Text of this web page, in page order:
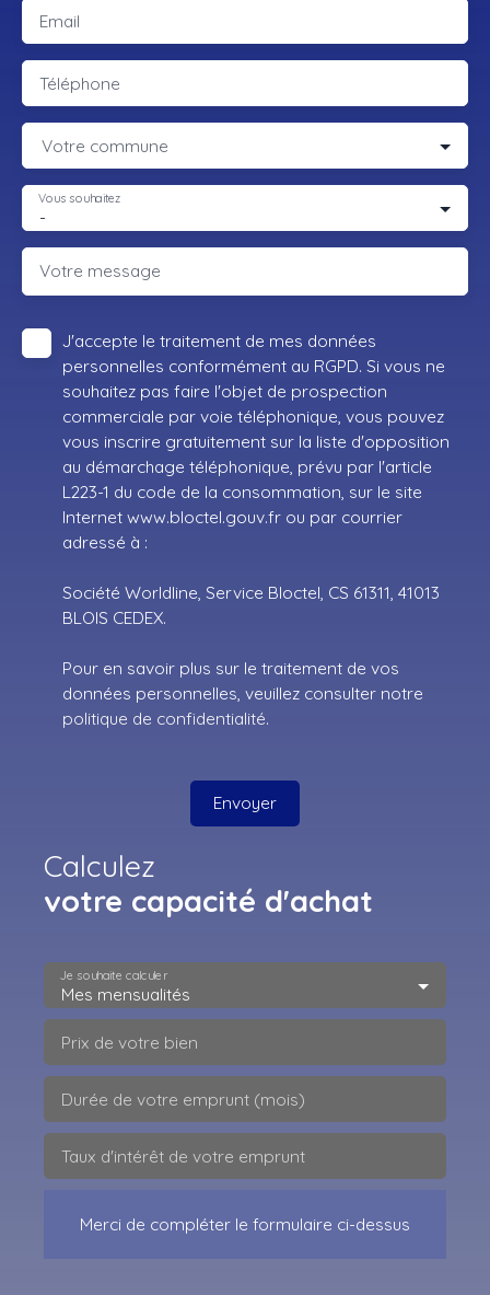
Email
Téléphone
Votre commune
-
Vous souhaitez
Votre message
J'accepte le traitement de mes données
personnelles conformément au RGPD. Si vous ne
souhaitez pas faire l'objet de prospection
commerciale par voie téléphonique, vous pouvez
vous inscrire gratuitement sur la liste d'opposition
au démarchage téléphonique, prévu par l'article
L223-1 du code de la consommation, sur le site
Internet www.bloctel.gouv.fr ou par courrier
adressé à :
Société Worldline, Service Bloctel, CS 61311, 41013
BLOIS CEDEX.
Pour en savoir plus sur le traitement de vos
données personnelles, veuillez consulter notre
politique de confidentialité.
Envoyer
Calculez
votre capacité d'achat
Mes mensualités
Je souhaite calculer
Prix de votre bien
Durée de votre emprunt (mois)
Taux d'intérêt de votre emprunt
Merci de compléter le formulaire ci-dessus